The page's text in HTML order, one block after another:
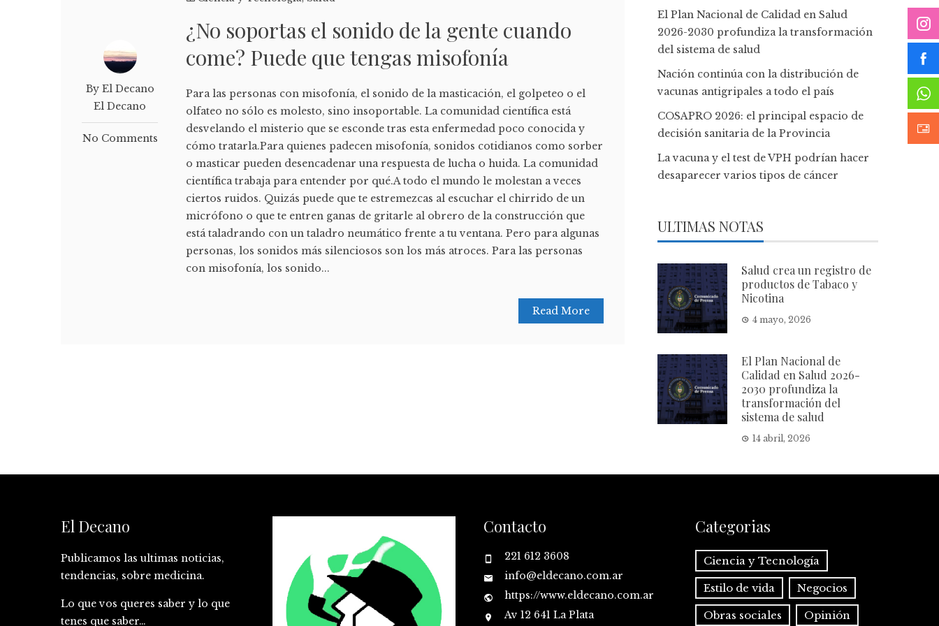
By El Decano
El Decano
No Comments
¿No soportas el sonido de la gente cuando
come? Puede que tengas misofonía
Para las personas con misofonía, el sonido de la masticación, el golpeteo o el
olfateo no sólo es molesto, sino insoportable. La comunidad científica está
desvelando el misterio que se esconde tras esta enfermedad poco conocida y
cómo tratarla.Para quienes padecen misofonía, sonidos cotidianos como sorber
o masticar pueden desencadenar una respuesta de lucha o huida. La comunidad
científica trabaja para entender por qué.A todo el mundo le molestan a veces
ciertos ruidos. Quizás puede que te estremezcas al escuchar el chirrido de un
micrófono o que te entren ganas de gritarle al obrero de la construcción que
está taladrando con un taladro neumático frente a tu ventana. Pero para algunas
personas, los sonidos más silenciosos son los más atroces. Para las personas
con misofonía, los sonido...
Read More
El Plan Nacional de Calidad en Salud
2026-2030 profundiza la transformación
del sistema de salud
Nación continúa con la distribución de
vacunas antigripales a todo el país
COSAPRO 2026: el principal espacio de
decisión sanitaria de la Provincia
La vacuna y el test de VPH podrían hacer
desaparecer varios tipos de cáncer
ULTIMAS NOTAS
Salud crea un registro de
productos de Tabaco y
Nicotina
4 mayo, 2026
El Plan Nacional de
Calidad en Salud 2026-
2030 profundiza la
transformación del
sistema de salud
14 abril, 2026
El Decano
Publicamos las ultimas noticias,
tendencias, sobre medicina.
Lo que vos queres saber y lo que
tenes que saber…
Contacto
221 612 3608
info@eldecano.com.ar
https://www.eldecano.com.ar
Av 12 641 La Plata
Categorias
Ciencia y Tecnología
Estilo de vida Negocios
Obras sociales Opinión